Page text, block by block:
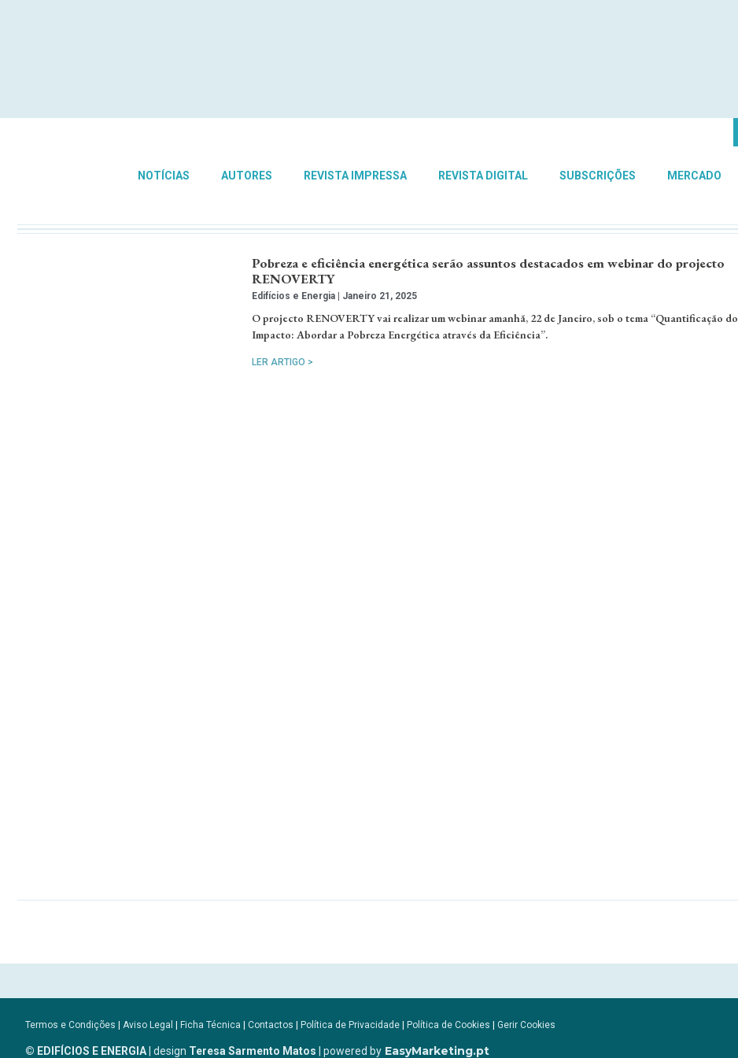
NOTÍCIAS AUTORES REVISTA IMPRESSA REVISTA DIGITAL SUBSCRIÇÕES MERCADO
Pobreza e eficiência energética serão assuntos destacados em webinar do projecto
RENOVERTY
Edifícios e Energia Janeiro 21, 2025
O projecto RENOVERTY vai realizar um webinar amanhã, 22 de Janeiro, sob o tema “Quantificação do
Impacto: Abordar a Pobreza Energética através da Eficiência”.
LER ARTIGO >
Termos e Condições | Aviso Legal | Ficha Técnica | Contactos | Política de Privacidade | Política de Cookies | Gerir Cookies
© EDIFÍCIOS E ENERGIA| design Teresa Sarmento Matos | powered by EasyMarketing.pt